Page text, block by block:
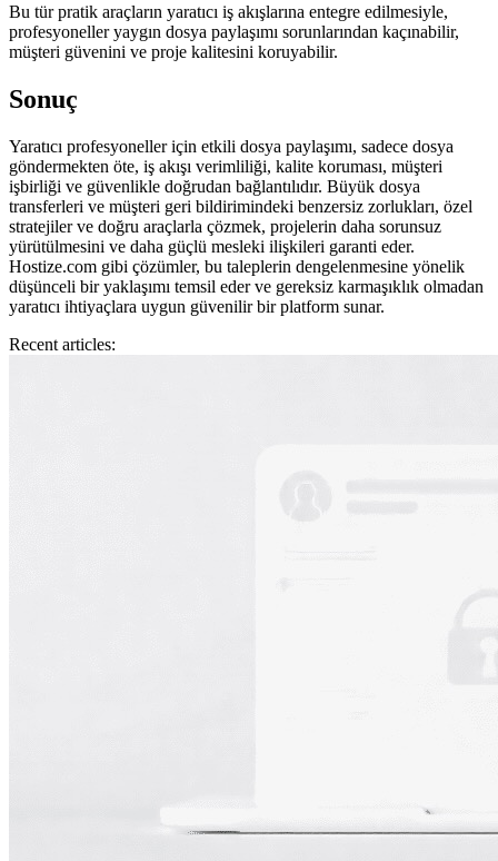
Bu tür pratik araçların yaratıcı iş akışlarına entegre edilmesiyle,
profesyoneller yaygın dosya paylaşımı sorunlarından kaçınabilir,
müşteri güvenini ve proje kalitesini koruyabilir.
Sonuç
Yaratıcı profesyoneller için etkili dosya paylaşımı, sadece dosya
göndermekten öte, iş akışı verimliliği, kalite koruması, müşteri
işbirliği ve güvenlikle doğrudan bağlantılıdır. Büyük dosya
transferleri ve müşteri geri bildirimindeki benzersiz zorlukları, özel
stratejiler ve doğru araçlarla çözmek, projelerin daha sorunsuz
yürütülmesini ve daha güçlü mesleki ilişkileri garanti eder.
Hostize.com gibi çözümler, bu taleplerin dengelenmesine yönelik
düşünceli bir yaklaşımı temsil eder ve gereksiz karmaşıklık olmadan
yaratıcı ihtiyaçlara uygun güvenilir bir platform sunar.
Recent articles: